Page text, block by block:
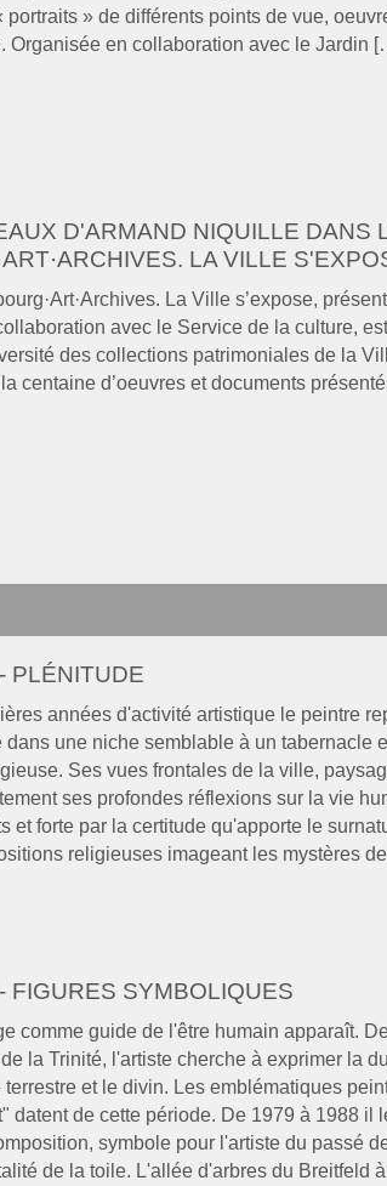
portraits » de différents points de vue,
Organisée en collaboration avec le Jardin
D'ARMAND NIQUILLE DANS
LA VILLE
La Ville s’expose,
avec le Service de la culture,
des collections patrimoniales de la
centaine d’oeuvres et documents
PLÉNITUDE
années d'activité artistique le peintre
dans une niche semblable à un tabernacle
Ses vues frontales de la ville,
ses profondes réflexions sur la vie
et forte par la certitude qu'apporte le
religieuses imageant les mystères
FIGURES SYMBOLIQUES
comme guide de l'être humain apparaît.
la Trinité, l'artiste cherche à exprimer la
terrestre et le divin. Les emblématiques
datent de cette période. De 1979 à 1988 il
symbole pour l'artiste du passé
de la toile. L'allée d'arbres du Breitfeld